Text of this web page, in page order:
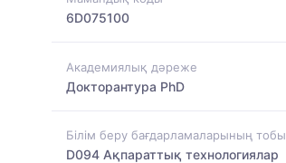
6D075100
Академиялық дәреже
Докторантура PhD
Білім беру бағдарламаларының тобы
D094 Ақпараттық технологиялар